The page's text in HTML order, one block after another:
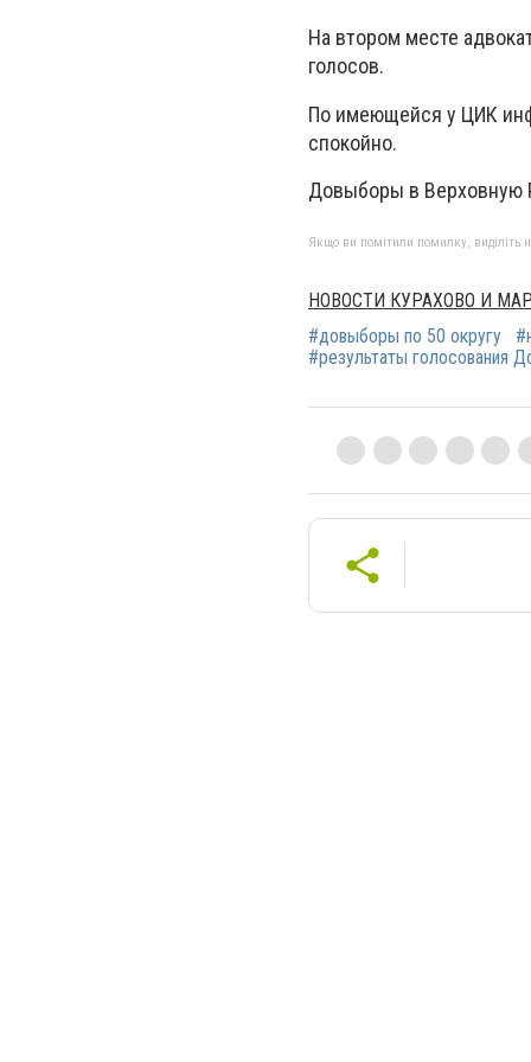
На втором месте
голосов.
По имеющейся у ЦИК
спокойно.
Довыборы в Верховную
Якщо ви помітили помилку, виділіть
НОВОСТИ КУРАХОВО И
#довыборы по 50 округу
#результаты голосования